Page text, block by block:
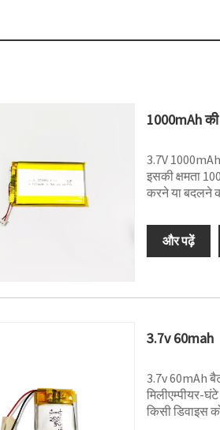
1000mAh की
3.7V
इसकी क्षमता
करने या बदलने
और पढ़ें
3.7v 60mah
3.7v 60mAh
मिलीएम्पीयर-
किसी डिवाइस